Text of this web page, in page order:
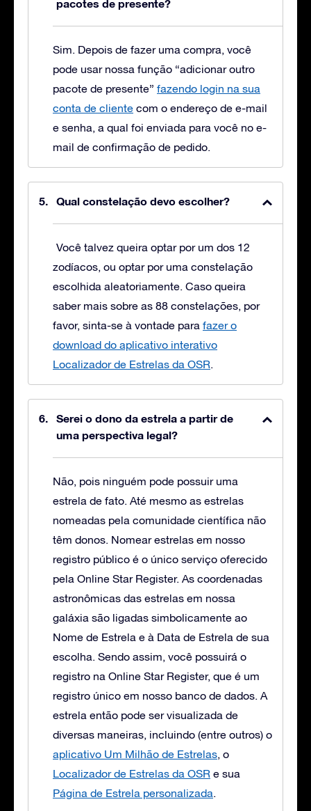
pacotes de presente?
Sim. Depois de fazer uma compra, você
pode usar nossa função “adicionar outro
pacote de presente” fazendo login na sua
conta de cliente com o endereço de e-mail
e senha, a qual foi enviada para você no e-
mail de confirmação de pedido.
Qual constelação devo escolher?
Você talvez queira optar por um dos 12
zodíacos, ou optar por uma constelação
escolhida aleatoriamente. Caso queira
saber mais sobre as 88 constelações, por
favor, sinta-se à vontade para fazer o
download do aplicativo interativo
Localizador de Estrelas da OSR.
Serei o dono da estrela a partir de
uma perspectiva legal?
Não, pois ninguém pode possuir uma
estrela de fato. Até mesmo as estrelas
nomeadas pela comunidade científica não
têm donos. Nomear estrelas em nosso
registro público é o único serviço oferecido
pela Online Star Register. As coordenadas
astronômicas das estrelas em nossa
galáxia são ligadas simbolicamente ao
Nome de Estrela e à Data de Estrela de sua
escolha. Sendo assim, você possuirá o
registro na Online Star Register, que é um
registro único em nosso banco de dados. A
estrela então pode ser visualizada de
diversas maneiras, incluindo (entre outros) o
aplicativo Um Milhão de Estrelas, o
Localizador de Estrelas da OSR e sua
Página de Estrela personalizada.